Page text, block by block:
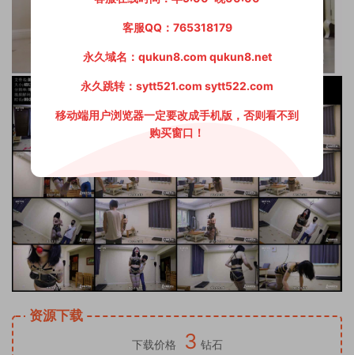
资源下载
下载价格 3 钻石
客服QQ：765318179
永久域名：qukun8.com qukun8.net
永久跳转：sytt521.com sytt522.com
移动端用户浏览器一定要改成手机版，否则看不到
购买窗口！